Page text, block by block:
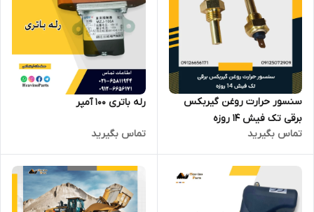
سنسور حرارت روغن گیربکس
برقی تک فیش 14 روزه
تماس بگیرید
رله باتری 100 آمپر
تماس بگیرید